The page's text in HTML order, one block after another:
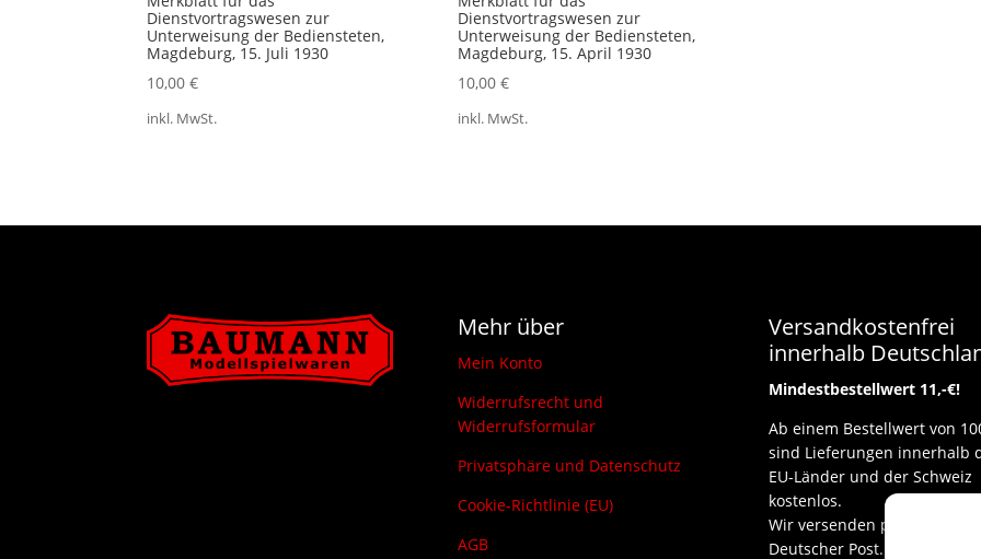
Dienstvortragswesen zur
Unterweisung der Bediensteten,
Magdeburg, 15. Juli 1930
10,00€
inkl. MwSt.
Dienstvortragswesen zur
Unterweisung der Bediensteten,
Magdeburg, 15. April 1930
10,00 €
inkl. MwSt.
Mehr über
Mein Konto
Widerrufsrecht und
Widerrufsformular
Privatsphäre und Datenschutz
Cookie-Richtlinie (EU)
AGB
Versandkostenfrei
innerhalb
Mindestbestellwert 11,-€!
Ab einem Bestellwert von
sind Lieferungen innerhalb
EU-Länder und der Schweiz
kostenlos.
Wir versenden per DHL und
Deutscher Post.